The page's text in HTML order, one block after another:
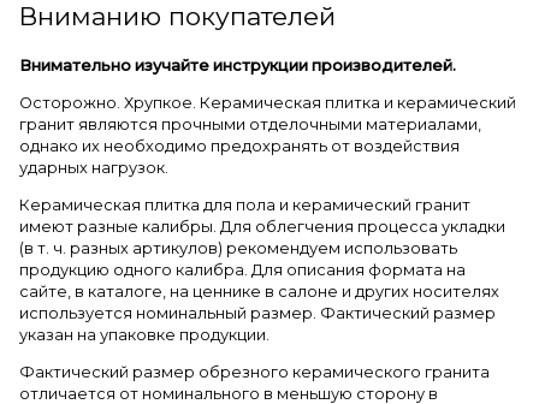
Вниманию покупателей
Внимательно изучайте инструкции производителей.
Осторожно. Хрупкое. Керамическая плитка и керамический
гранит являются прочными отделочными материалами,
однако их необходимо предохранять от воздействия
ударных нагрузок.
Керамическая плитка для пола и керамический гранит
имеют разные калибры. Для облегчения процесса укладки
(в т. ч. разных артикулов) рекомендуем использовать
продукцию одного калибра. Для описания формата на
сайте, в каталоге, на ценнике в салоне и других носителях
используется номинальный размер. Фактический размер
указан на упаковке продукции.
Фактический размер обрезного керамического гранита
отличается от номинального в меньшую сторону в